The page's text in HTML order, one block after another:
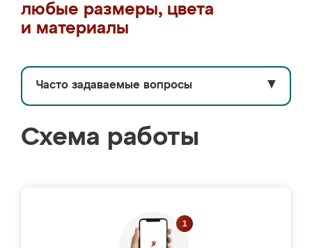
любые размеры, цвета
и материалы
Часто задаваемые вопросы ▼
Схема работы